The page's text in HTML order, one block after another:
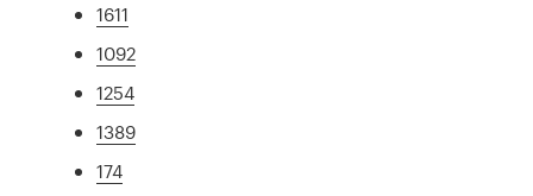
1611
1092
1254
1389
174